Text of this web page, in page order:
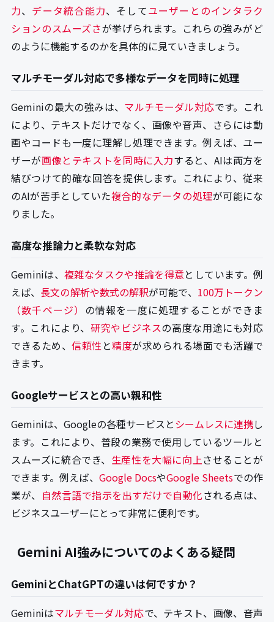
力、 データ統合能力、そしてユーザーとのインタラク
ションのスムーズさが挙げられます。これらの強みがど
のように機能するのかを具体的に見ていきましょう。
マルチモーダル対応で多様なデータを同時に処理
Geminiの最大の強みは、 マルチモーダル対応です。これ
により、テキストだけでなく、画像や音声、さらには動
画やコードも一度に理解し処理できます。例えば、ユー
ザーが画像とテキストを同時に入力すると、AIは両方を
結びつけて的確な回答を提供します。これにより、従来
のAIが苦手としていた複合的なデータの処理が可能にな
りました。
高度な推論力と柔軟な対応
Geminiは、複雑なタスクや推論を得意としています。例
えば、 長文の解析や数式の解釈が可能で、 100万トークン
（数千ページ） の情報を一度に処理することができま
す。これにより、 研究やビジネスの高度な用途にも対応
できるため、 信頼性と精度が求められる場面でも活躍で
きます。
Googleサービスとの高い親和性
Geminiは、Googleの各種サービスとシームレスに連携し
ます。これにより、普段の業務で使用しているツールと
スムーズに統合でき、 生産性を大幅に向上させることが
できます。例えば、 Google DocsやGoogle Sheetsでの作
業が、 自然言語で指示を出すだけで自動化される点は、
ビジネスユーザーにとって非常に便利です。
Gemini AI強みについてのよくある疑問
GeminiとChatGPTの違いは何ですか？
Geminiはマルチモーダル対応で、テキスト、画像、音声